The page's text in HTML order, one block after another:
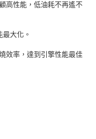
高性能，低油耗不再遙不
大化。
效率，達到引擎性能最佳